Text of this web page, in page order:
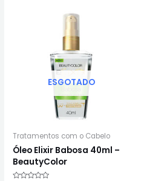
ESGOTADO
Tratamentos com o Cabelo
Óleo Elixir Babosa 40ml –
BeautyColor